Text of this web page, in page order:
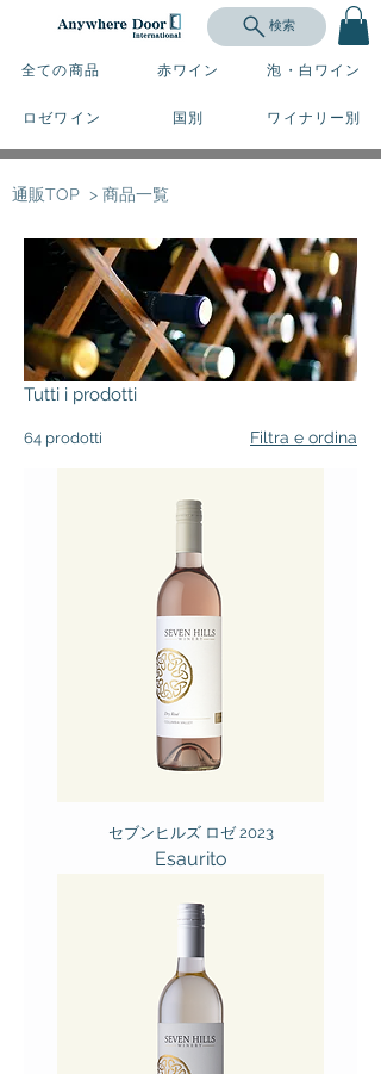
検索
全ての商品 赤ワイン
泡・白ワイン
ロゼワイン
国別 ワイナリー別
通販TOP > 商品一覧
Tutti i prodotti
64 prodotti Filtra e ordina
セブンヒルズ ロゼ 2023
Esaurito